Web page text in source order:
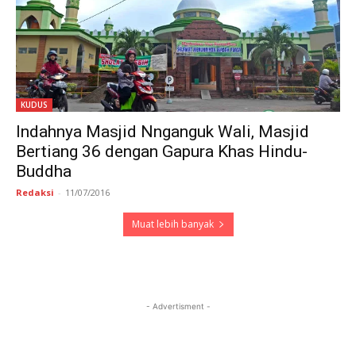
KUDUS
Indahnya Masjid Nnganguk Wali, Masjid
Bertiang 36 dengan Gapura Khas Hindu-
Buddha
Redaksi - 11/07/2016
Muat lebih banyak
- Advertisment -